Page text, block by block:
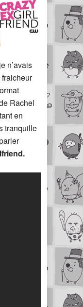
n’avais
Rachel
en
tranquille